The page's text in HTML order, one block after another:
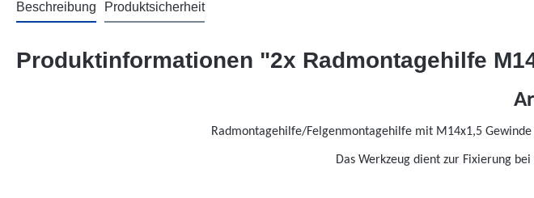
Beschreibung Produktsicherheit
Produktinformationen "2x Radmontagehilfe
Radmontagehilfe/Felgenmontagehilfe mit M14x1,5
Das Werkzeug dient zur Fixierung